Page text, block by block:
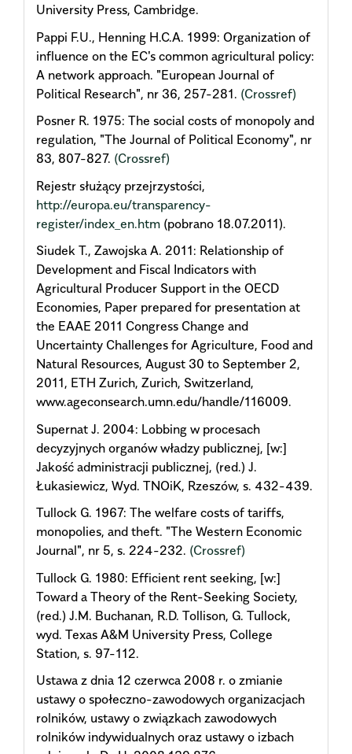
University Press, Cambridge.
Pappi F.U., Henning H.C.A. 1999: Organization of
influence on the EC's common agricultural policy:
A network approach. "European Journal of
Political Research", nr 36, 257-281. (Crossref)
Posner R. 1975: The social costs of monopoly and
regulation, "The Journal of Political Economy", nr
83, 807-827. (Crossref)
Rejestr służący przejrzystości,
http://europa.eu/transparency-
register/index_en.htm (pobrano 18.07.2011).
Siudek T., Zawojska A. 2011: Relationship of
Development and Fiscal Indicators with
Agricultural Producer Support in the OECD
Economies, Paper prepared for presentation at
the EAAE 2011 Congress Change and
Uncertainty Challenges for Agriculture, Food and
Natural Resources, August 30 to September 2,
2011, ETH Zurich, Zurich, Switzerland,
www.ageconsearch.umn.edu/handle/116009.
Supernat J. 2004: Lobbing w procesach
decyzyjnych organów władzy publicznej, [w:]
Jakość administracji publicznej, (red.) J.
Łukasiewicz, Wyd. TNOiK, Rzeszów, s. 432-439.
Tullock G. 1967: The welfare costs of tariffs,
monopolies, and theft. "The Western Economic
Journal", nr 5, s. 224-232. (Crossref)
Tullock G. 1980: Efficient rent seeking, [w:]
Toward a Theory of the Rent-Seeking Society,
(red.) J.M. Buchanan, R.D. Tollison, G. Tullock,
wyd. Texas A&M University Press, College
Station, s. 97-112.
Ustawa z dnia 12 czerwca 2008 r. o zmianie
ustawy o społeczno-zawodowych organizacjach
rolników, ustawy o związkach zawodowych
rolników indywidualnych oraz ustawy o izbach